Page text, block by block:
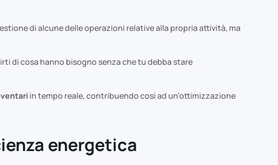
di alcune delle operazioni relative alla propria attività, ma
di cosa hanno bisogno senza che tu debba stare
in tempo reale, contribuendo così ad un’ottimizzazione
energetica